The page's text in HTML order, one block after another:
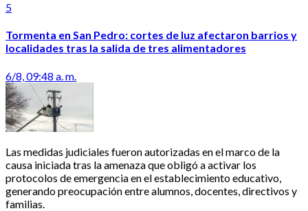
5
Tormenta en San Pedro: cortes de luz afectaron barrios y
localidades tras la salida de tres alimentadores
6/8, 09:48 a. m.
Las medidas judiciales fueron autorizadas en el marco de la
causa iniciada tras la amenaza que obligó a activar los
protocolos de emergencia en el establecimiento educativo,
generando preocupación entre alumnos, docentes, directivos y
familias.